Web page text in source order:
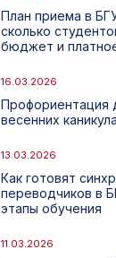
План приема в
сколько
бюджет и
16.03.2026
Профориентация
весенних
13.03.2026
Как готовят
переводчиков в
этапы обучения
11.03.2026